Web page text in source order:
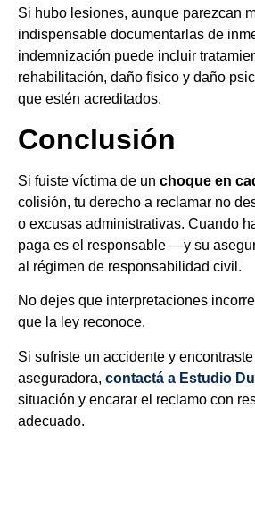
Si hubo lesiones, aunque parezcan
indispensable documentarlas de
indemnización puede incluir
rehabilitación, daño físico y daño
que estén acreditados.
Conclusión
Si fuiste víctima de un choque en
colisión, tu derecho a reclamar no
o excusas administrativas. Cuando
paga es el responsable —y su
al régimen de responsabilidad civil.
No dejes que interpretaciones
que la ley reconoce.
Si sufriste un accidente y
aseguradora, contactá a Estudio
situación y encarar el reclamo con
adecuado.